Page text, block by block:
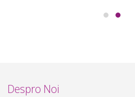
Despro Noi